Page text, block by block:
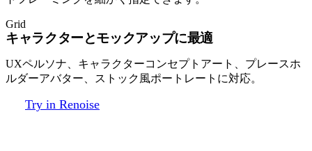
Grid
キャラクターとモックアップに最適
UXペルソナ、キャラクターコンセプトアート、プレースホ
ルダーアバター、ストック風ポートレートに対応。
Try in Renoise